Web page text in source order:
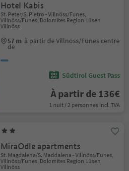
Hotel Kabis
St. Peter/S. Pietro - Villnöss/Funes,
Villnöss/Funes, Dolomites Region Lüsen
Villnöss
57 m à partir de Villnöss/Funes centre
de
Südtirol Guest Pass
À partir de 136€
1 nuit / 2 personnes incl. TVA
MiraOdle apartments
St. Magdalena/S. Maddalena - Villnöss/Funes,
Villnöss/Funes, Dolomites Region Lüsen
Villnöss